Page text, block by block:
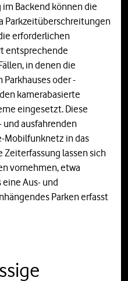
Backend können die
Parkzeitüberschreitungen
erforderlichen
entsprechende
in denen die
oder -
kamerabasierte
eingesetzt. Diese
und ausfahrenden
Mobilfunknetz in das
Zeiterfassung lassen sich
vornehmen, etwa
Aus- und
Parken erfasst